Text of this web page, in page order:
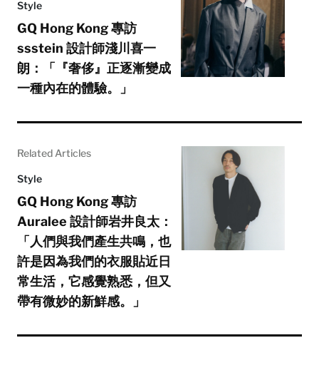
Style
GQ Hong Kong 專訪
ssstein 設計師淺川喜一
朗：「『奢侈』正逐漸變成
一種內在的體驗。」
Related Articles
Style
GQ Hong Kong 專訪
Auralee 設計師岩井良太：
「人們與我們產生共鳴，也
許是因為我們的衣服貼近日
常生活，它感覺熟悉，但又
帶有微妙的新鮮感。」